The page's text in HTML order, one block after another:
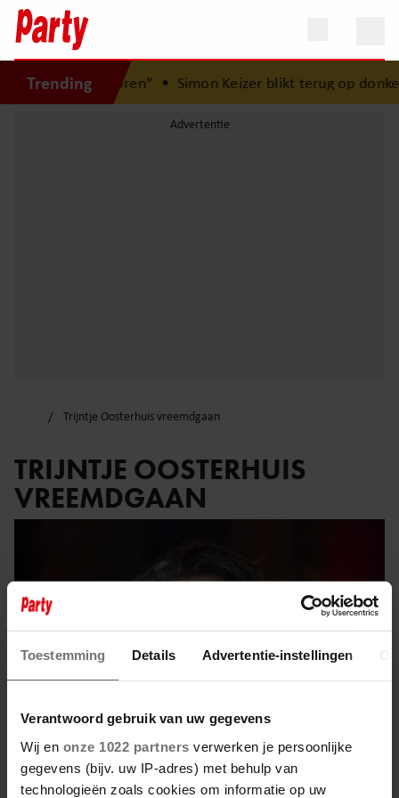
Toestemming Details Advertentie-instellingen
Verantwoord gebruik van uw gegevens
Wij en onze 1022 partners verwerken je persoonlijke
gegevens (bijv. uw IP-adres) met behulp van
technologieën zoals cookies om informatie op uw
Trending
is Lola geboren”•Simon Keizer blikt terug op
Trijntje Oosterhuis vreemdgaan
TRIJNTJE OOSTERHUIS
VREEMDGAAN